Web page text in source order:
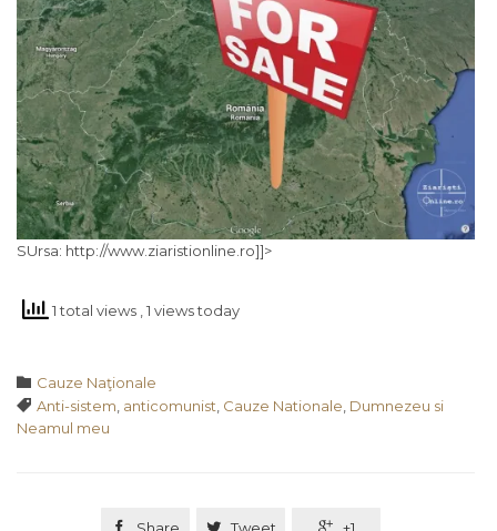
SUrsa: http://www.ziaristionline.ro]]>
1 total views , 1 views today
 Category
Cauze Naţionale
 Tags
Anti-sistem anticomunist Cauze Nationale Dumnezeu si
Neamul meu
 Share  Tweet  +1